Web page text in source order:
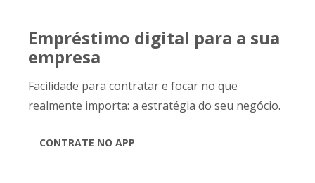
Empréstimo digital para a sua
empresa
Facilidade para contratar e focar no que
realmente importa: a estratégia do seu negócio.
CONTRATE NO APP